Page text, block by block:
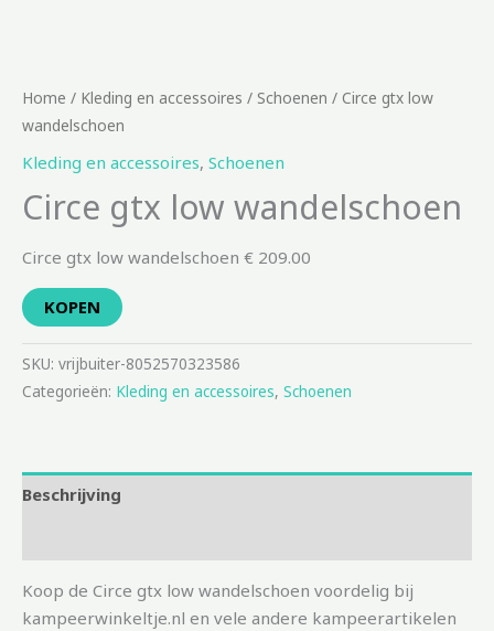
Home / Kleding en accessoires / Schoenen / Circe gtx low
wandelschoen
Kleding en accessoires, Schoenen
Circe gtx low wandelschoen
Circe gtx low wandelschoen € 209.00
KOPEN
SKU: vrijbuiter-8052570323586
Categorieën: Kleding en accessoires, Schoenen
Beschrijving
Koop de Circe gtx low wandelschoen voordelig bij
kampeerwinkeltje.nl en vele andere kampeerartikelen